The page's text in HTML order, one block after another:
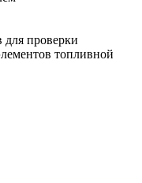
для проверки
топливной